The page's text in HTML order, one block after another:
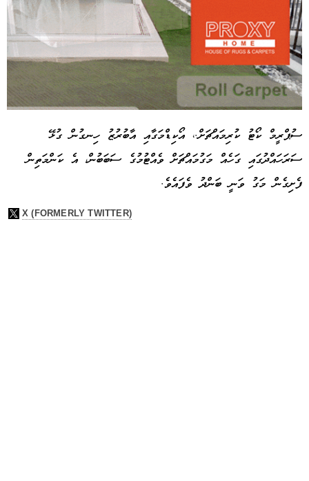
Advertisement
ސުޕްރީމް ކޯޓު ކުރިމައްޗަށް.، އޯކިޑްމަގާއި އާބުރުޒު ހިނގުން ގުޅޭ
ސަރަހައްދުގައި ގަހެއް މަގުމައްޗަށް ވެއްޓުމުގެ ސަބަބުން، އެ ކަންމަތިން
ފެށިގެން މަގު ވަނީ ބަންދު ވެފައެވެ.